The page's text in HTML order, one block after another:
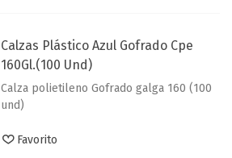
Calzas Plástico Azul Gofrado Cpe
160Gl.(100 Und)
Calza polietileno Gofrado galga 160 (100
und)
Favorito